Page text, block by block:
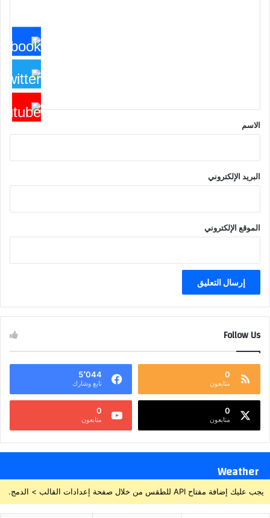
*
الاسم
البريد الإلكتروني
الموقع الإلكتروني
Follow Us
0
متابعون
5٬044
تابع وشارك
0
متابعون
0
متابعون
Weather
يجب عليك إضافة مفتاح API للطقس من خلال صفحة إعدادات القالب > الدمج.